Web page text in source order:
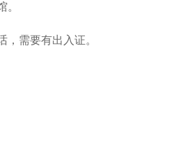
需要有出入证。